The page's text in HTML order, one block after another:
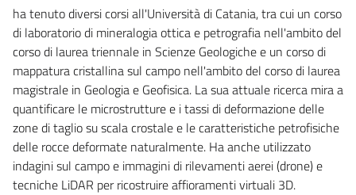
ha tenuto diversi corsi all'Università di Catania, tra cui un corso
di laboratorio di mineralogia ottica e petrografia nell'ambito del
corso di laurea triennale in Scienze Geologiche e un corso di
mappatura cristallina sul campo nell'ambito del corso di laurea
magistrale in Geologia e Geofisica. La sua attuale ricerca mira a
quantificare le microstrutture e i tassi di deformazione delle
zone di taglio su scala crostale e le caratteristiche petrofisiche
delle rocce deformate naturalmente. Ha anche utilizzato
indagini sul campo e immagini di rilevamenti aerei (drone) e
tecniche LiDAR per ricostruire affioramenti virtuali 3D.